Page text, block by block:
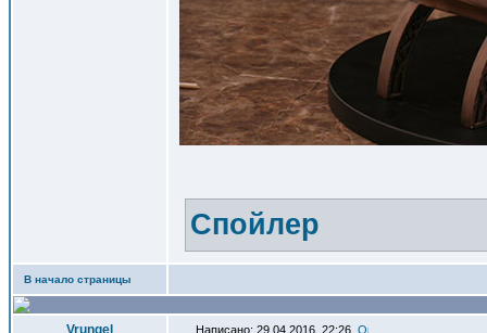
Спойлер
В начало страницы
Vrungel Написано: 29.04.2016, 22:26